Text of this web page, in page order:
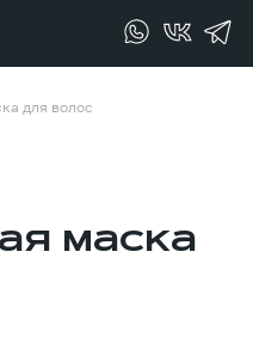
для волос
маска